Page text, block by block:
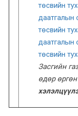
төсвийн
даатгалын
төсвийн
даатгалын
төсвийн
Засгийн
өдөр